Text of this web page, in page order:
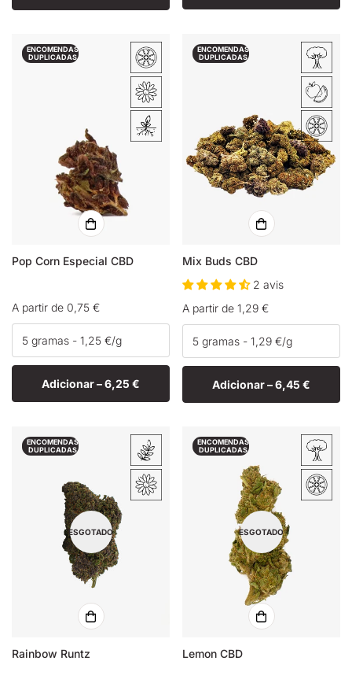
ENCOMENDAS
DUPLICADAS
Pop Corn Especial CBD
Preço
normal
A partir de 0,75 €
Adicionar –6,25 €
ENCOMENDAS
DUPLICADAS
Mix Buds CBD
2 avis
Preço
normal
A partir de 1,29 €
Adicionar –6,45 €
ENCOMENDAS
DUPLICADAS
ESGOTADO
Rainbow Runtz
ENCOMENDAS
DUPLICADAS
ESGOTADO
Lemon CBD